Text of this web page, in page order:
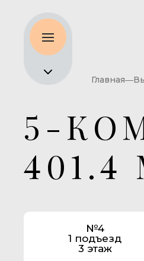
Главная
5-
401.4
№4
1 подъезд
3 этаж